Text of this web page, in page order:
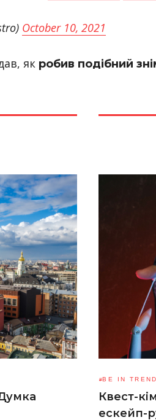
October 10, 2021
як робив подібний
BE IN TREND
Квест-
ескейп-